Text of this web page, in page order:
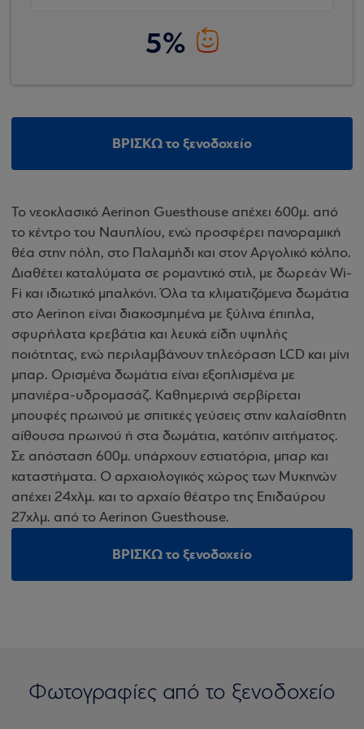
5%
ΒΡΙΣΚΩ το ξενοδοχείο
Το νεοκλασικό Aerinon Guesthouse απέχει 600μ. από
το κέντρο του Ναυπλίου, ενώ προσφέρει πανοραμική
θέα στην πόλη, στο Παλαμήδι και στον Αργολικό κόλπο.
Διαθέτει καταλύματα σε ρομαντικό στιλ, με δωρεάν Wi-
Fi και ιδιωτικό μπαλκόνι. Όλα τα κλιματιζόμενα δωμάτια
στο Aerinon είναι διακοσμημένα με ξύλινα έπιπλα,
σφυρήλατα κρεβάτια και λευκά είδη υψηλής
ποιότητας, ενώ περιλαμβάνουν τηλεόραση LCD και μίνι
μπαρ. Ορισμένα δωμάτια είναι εξοπλισμένα με
μπανιέρα-υδρομασάζ. Καθημερινά σερβίρεται
μπουφές πρωινού με σπιτικές γεύσεις στην καλαίσθητη
αίθουσα πρωινού ή στα δωμάτια, κατόπιν αιτήματος.
Σε απόσταση 600μ. υπάρχουν εστιατόρια, μπαρ και
καταστήματα. Ο αρχαιολογικός χώρος των Μυκηνών
απέχει 24χλμ. και το αρχαίο θέατρο της Επιδαύρου
27χλμ. από το Aerinon Guesthouse.
ΒΡΙΣΚΩ το ξενοδοχείο
Φωτογραφίες από το ξενοδοχείο